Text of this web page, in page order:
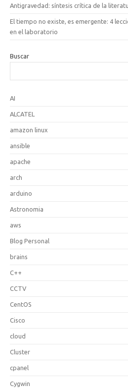
Antigravedad: síntesis crítica de la
El tiempo no existe, es emergente: 4
en el laboratorio
Buscar
AI
ALCATEL
amazon linux
ansible
apache
arch
arduino
Astronomia
aws
Blog Personal
brains
C++
CCTV
CentOS
Cisco
cloud
Cluster
cpanel
Cygwin